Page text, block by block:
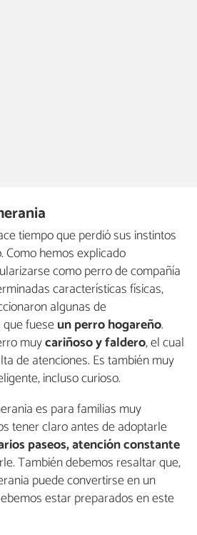
tiempo que perdió sus instintos
hemos explicado
como perro de compañía
características físicas,
algunas de
fueseun perro hogareño.
muycariñoso y faldero, el cual
de atenciones. Es también muy
incluso curioso.
es para familias muy
tener claro antes de adoptarle
paseos, atención constante
También debemos resaltar que,
puede convertirse en un
estar preparados en este